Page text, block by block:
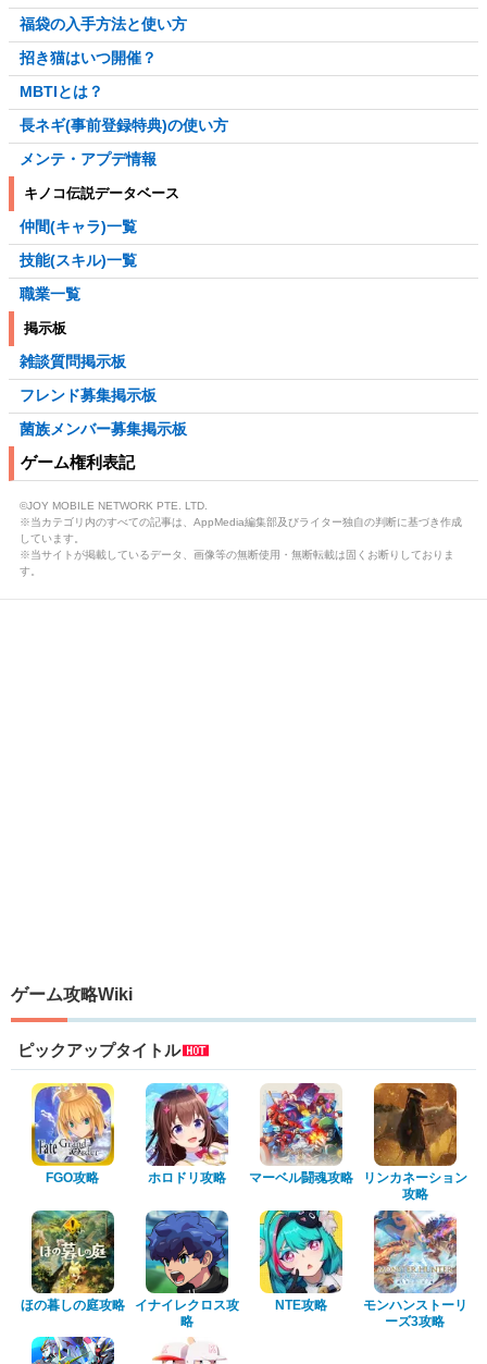
福袋の入手方法と使い方
招き猫はいつ開催？
MBTIとは？
長ネギ(事前登録特典)の使い方
メンテ・アプデ情報
キノコ伝説データベース
仲間(キャラ)一覧
技能(スキル)一覧
職業一覧
掲示板
雑談質問掲示板
フレンド募集掲示板
菌族メンバー募集掲示板
ゲーム権利表記
©JOY MOBILE NETWORK PTE. LTD.
※当カテゴリ内のすべての記事は、AppMedia編集部及びライター独自の判断に基づき作成
しています。
※当サイトが掲載しているデータ、画像等の無断使用・無断転載は固くお断りしておりま
す。
ゲーム攻略Wiki
ピックアップタイトル
FGO攻略 ホロドリ攻略 マーベル闘魂攻略
リンカネーション
攻略
ほの暮しの庭攻略
イナイレクロス攻
略
NTE攻略
モンハンストーリ
ーズ3攻略